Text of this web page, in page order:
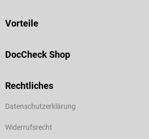
Vorteile
DocCheck Shop
Rechtliches
Datenschutzerklärung
Widerrufsrecht